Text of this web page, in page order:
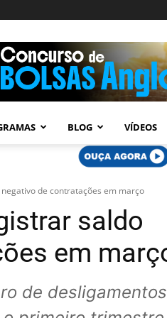
BLOG VÍDEOS
de contratações em março
saldo
em
de